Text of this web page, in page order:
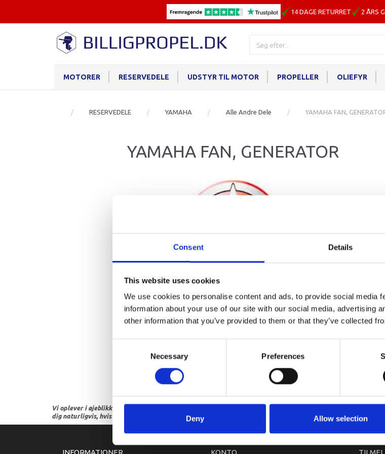
Consent Details
This website uses cookies
We use cookies to personalise content and ads, to provide social media
information about your use of our site with our social media, advertising
other information that you’ve provided to them or that they’ve collected
Necessary Preferences
Deny Allow selection
14 DAGE RETURRET 2 ÅRS
MOTORER RESERVEDELE UDSTYR TIL MOTOR PROPELLER OLIEFYR
RESERVEDELE YAMAHA Alle Andre Dele YAMAHA FAN,
YAMAHA FAN, GENERATOR
Vi oplever i øjeblikket store og hyppige prisændringer i markedet. Derfor kan der i enkelte tilfælde være
dig naturligvis, hvis dette er tilfældet.
INFORMATIONER KONTO